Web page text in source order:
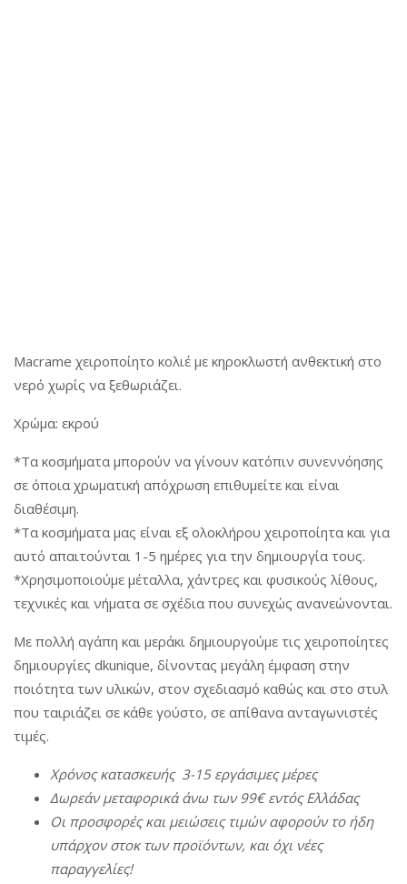
Macrame χειροποίητο κολιέ με κηροκλωστή ανθεκτική στο
νερό χωρίς να ξεθωριάζει.
Χρώμα: εκρού
*Τα κοσμήματα μπορούν να γίνουν κατόπιν συνεννόησης
σε όποια χρωματική απόχρωση επιθυμείτε και είναι
διαθέσιμη.
*Τα κοσμήματα μας είναι εξ ολοκλήρου χειροποίητα και για
αυτό απαιτούνται 1-5 ημέρες για την δημιουργία τους.
*Χρησιμοποιούμε μέταλλα, χάντρες και φυσικούς λίθους,
τεχνικές και νήματα σε σχέδια που συνεχώς ανανεώνονται.
Με πολλή αγάπη και μεράκι δημιουργούμε τις χειροποίητες
δημιουργίες dkunique, δίνοντας μεγάλη έμφαση στην
ποιότητα των υλικών, στον σχεδιασμό καθώς και στο στυλ
που ταιριάζει σε κάθε γούστο, σε απίθανα ανταγωνιστές
τιμές.
Χρόνος κατασκευής 3-15 εργάσιμες μέρες
Δωρεάν μεταφορικά άνω των99€εντός Ελλάδας
Οι προσφορές και μειώσεις τιμών αφορούν το ήδη
υπάρχον στοκ τωνπροϊόντων, και όχι νέες
παραγγελίες!